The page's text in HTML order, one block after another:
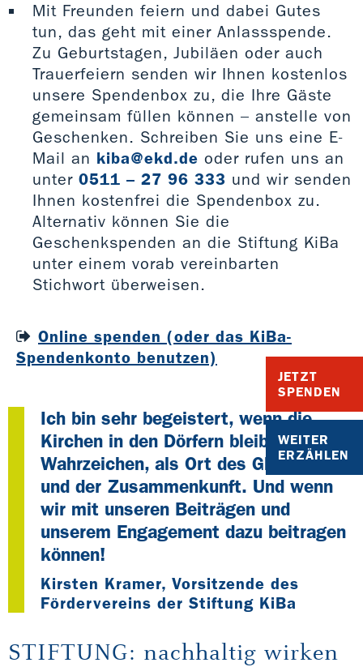
JETZT
SPENDEN
WEITER
ERZÄHLEN
Mit Freunden feiern und dabei Gutes
tun, das geht mit einer Anlassspende.
Zu Geburtstagen, Jubiläen oder auch
Trauerfeiern senden wir Ihnen kostenlos
unsere Spendenbox zu, die Ihre Gäste
gemeinsam füllen können – anstelle von
Geschenken. Schreiben Sie uns eine E-
Mail an kiba@ekd.de oder rufen uns an
unter 0511 – 27 96 333 und wir senden
Ihnen kostenfrei die Spendenbox zu.
Alternativ können Sie die
Geschenkspenden an die Stiftung KiBa
unter einem vorab vereinbarten
Stichwort überweisen.
Online spenden (oder das KiBa-
Spendenkonto benutzen)
Ich bin sehr begeistert, wenn die
Kirchen in den Dörfern bleiben – als
Wahrzeichen, als Ort des Glaubens
und der Zusammenkunft. Und wenn
wir mit unseren Beiträgen und
unserem Engagement dazu beitragen
können!
Kirsten Kramer, Vorsitzende des
Fördervereins der Stiftung KiBa
STIFTUNG: nachhaltig wirken